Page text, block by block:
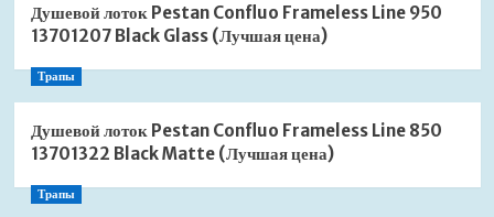
Душевой лоток Pestan Confluo Frameless Line 950
13701207 Black Glass (Лучшая цена)
Трапы
Душевой лоток Pestan Confluo Frameless Line 850
13701322 Black Matte (Лучшая цена)
Трапы